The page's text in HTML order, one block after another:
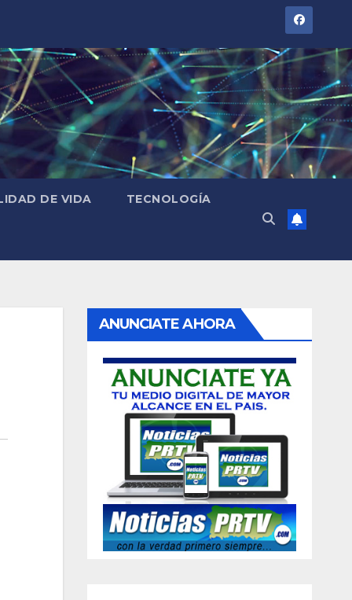
DE VIDA TECNOLOGÍA
ANUNCIATE AHORA